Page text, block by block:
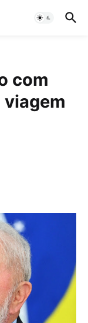
com
viagem